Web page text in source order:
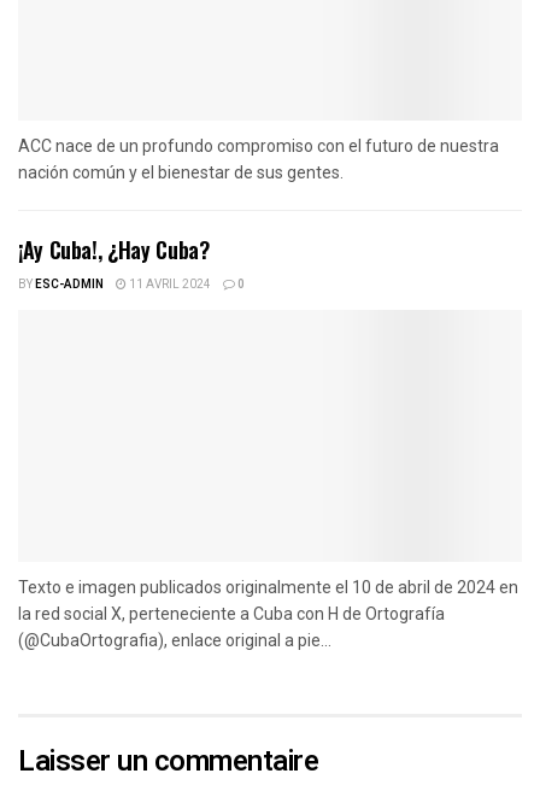
ACC nace de un profundo compromiso con el futuro de nuestra
nación común y el bienestar de sus gentes.
¡Ay Cuba!, ¿Hay Cuba?
BYESC-ADMIN 11 AVRIL 2024 0
Texto e imagen publicados originalmente el 10 de abril de 2024 en
la red social X, perteneciente a Cuba con H de Ortografía
(@CubaOrtografia), enlace original a pie...
Laisser un commentaire